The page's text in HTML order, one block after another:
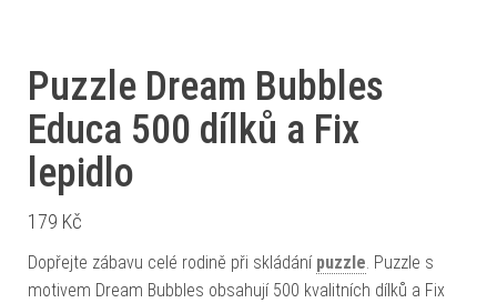
Puzzle Dream Bubbles
Educa 500 dílků a Fix
lepidlo
179 Kč
Dopřejte zábavu celé rodině při skládání puzzle. Puzzle s
motivem Dream Bubbles obsahují 500 kvalitních dílků a Fix